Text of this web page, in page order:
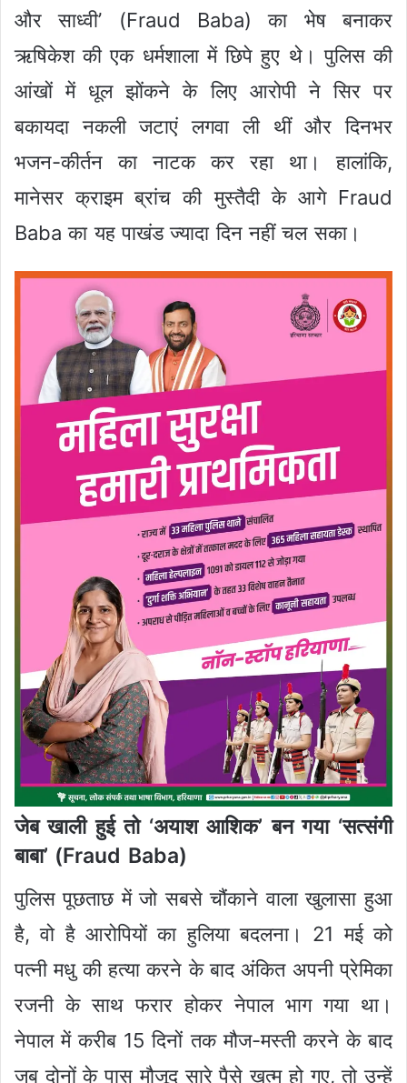
और साध्वी’ (Fraud Baba) का भेष बनाकर
ऋषिकेश की एक धर्मशाला में छिपे हुए थे। पुलिस की
आंखों में धूल झोंकने के लिए आरोपी ने सिर पर
बकायदा नकली जटाएं लगवा ली थीं और दिनभर
भजन-कीर्तन का नाटक कर रहा था। हालांकि,
मानेसर क्राइम ब्रांच की मुस्तैदी के आगे Fraud
Baba का यह पाखंड ज्यादा दिन नहीं चल सका।
जेब खाली हुई तो ‘अयाश आशिक’ बन गया ‘सत्संगी
बाबा’ (Fraud Baba)
पुलिस पूछताछ में जो सबसे चौंकाने वाला खुलासा हुआ
है, वो है आरोपियों का हुलिया बदलना। 21 मई को
पत्नी मधु की हत्या करने के बाद अंकित अपनी प्रेमिका
रजनी के साथ फरार होकर नेपाल भाग गया था।
नेपाल में करीब 15 दिनों तक मौज-मस्ती करने के बाद
जब दोनों के पास मौजूद सारे पैसे खत्म हो गए, तो उन्हें